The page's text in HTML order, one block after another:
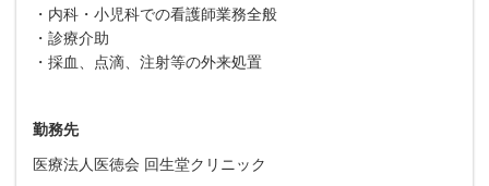
・内科・小児科での看護師業務全般
・診療介助
・採血、点滴、注射等の外来処置
勤務先
医療法人医徳会 回生堂クリニック